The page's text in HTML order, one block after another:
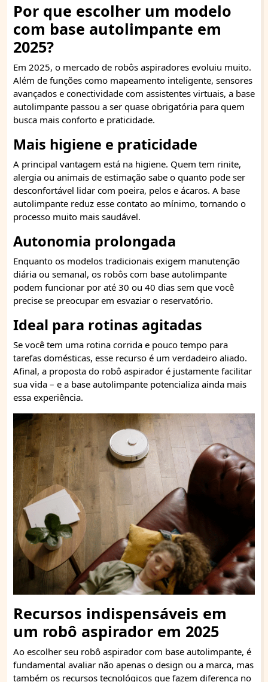
Por que escolher um modelo
com base autolimpante em
2025?
Em 2025, o mercado de robôs aspiradores evoluiu muito.
Além de funções como mapeamento inteligente, sensores
avançados e conectividade com assistentes virtuais, a base
autolimpante passou a ser quase obrigatória para quem
busca mais conforto e praticidade.
Mais higiene e praticidade
A principal vantagem está na higiene. Quem tem rinite,
alergia ou animais de estimação sabe o quanto pode ser
desconfortável lidar com poeira, pelos e ácaros. A base
autolimpante reduz esse contato ao mínimo, tornando o
processo muito mais saudável.
Autonomia prolongada
Enquanto os modelos tradicionais exigem manutenção
diária ou semanal, os robôs com base autolimpante
podem funcionar por até 30 ou 40 dias sem que você
precise se preocupar em esvaziar o reservatório.
Ideal para rotinas agitadas
Se você tem uma rotina corrida e pouco tempo para
tarefas domésticas, esse recurso é um verdadeiro aliado.
Afinal, a proposta do robô aspirador é justamente facilitar
sua vida – e a base autolimpante potencializa ainda mais
essa experiência.
Recursos indispensáveis em
um robô aspirador em 2025
Ao escolher seu robô aspirador com base autolimpante, é
fundamental avaliar não apenas o design ou a marca, mas
também os recursos tecnológicos que fazem diferença no